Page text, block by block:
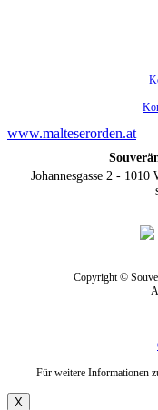
www.malteserorden.at
Johannesgasse 2 -
Copyright ©
Für weitere Informationen
X